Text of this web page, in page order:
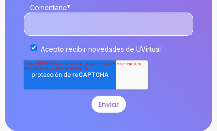
Comentario*
Acepto recibir novedades de UVirtual